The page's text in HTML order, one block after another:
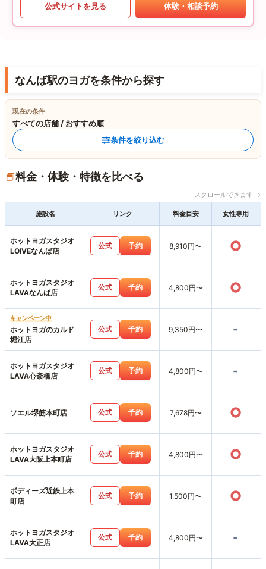
公式サイトを見る 体験・相談予約
なんば駅のヨガを条件から探す
現在の条件
すべての店舗 / おすすめ順
条件を絞り込む
料金・体験・特徴を比べる
スクロールできます →
施設名 リンク 料金目安 女性専用
ホットヨガスタジオ
LOIVEなんば店
公式 予約 8,910円〜 ○
ホットヨガスタジオ
LAVAなんば店
公式 予約 4,800円〜 ○
キャンペーン中
ホットヨガのカルド
堀江店
公式 予約 9,350円〜 -
ホットヨガスタジオ
LAVA心斎橋店
公式 予約 4,800円〜 -
ソエル堺筋本町店 公式 予約 7,678円〜 ○
ホットヨガスタジオ
LAVA大阪上本町店
公式 予約 4,800円〜 ○
ボディーズ近鉄上本
町店
公式 予約 1,500円〜 ○
ホットヨガスタジオ
LAVA大正店
公式 予約 4,800円〜 -